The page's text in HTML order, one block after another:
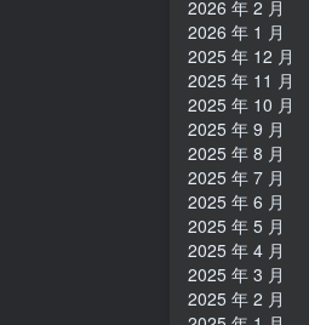
2026 年 2 月
2026 年 1 月
2025 年 12 月
2025 年 11 月
2025 年 10 月
2025 年 9 月
2025 年 8 月
2025 年 7 月
2025 年 6 月
2025 年 5 月
2025 年 4 月
2025 年 3 月
2025 年 2 月